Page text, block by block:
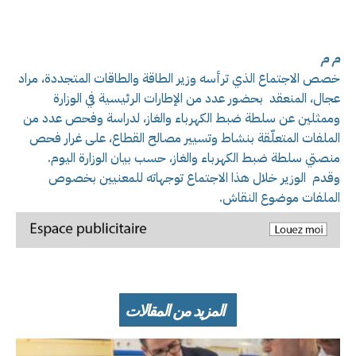
م م
خصص الاجتماع الذي ترأسه وزير الطاقة والطاقات المتجددة، مراد
عجال، المنعقد بحضور عدد من الإطارات الرئيسية في الوزارة
وممثلين عن سلطة ضبط الكهرباء والغاز، لدراسة وفحص عدد من
الملفات المتعلّقة بنشاط وتسيير مصالح القطاع، على غرار فحص
منصتي سلطة ضبط الكهرباء والغاز، حسب بيان الوزارة اليوم.
وقدم الوزير خلال هذا الاجتماع توجهاته للمعنيين بخصوص
الملفات موضوع النقاش.
المزيد من المقالات